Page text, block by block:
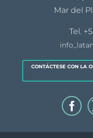
Mar del
Tel.
CONTÁCTESE CON LA